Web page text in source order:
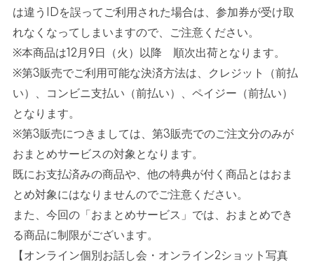
は違う
IDを誤ってご利用された場合は、参加券が受け取
れなくなってしまいますので、ご注意ください。
※本商品は12月 9 日（火）以降 順次出荷となります。
※第3販売でご利用可能な決済方法は、クレジット（前払
い）、コンビニ支払い（前払い）、ペイジー（前払い）
となります。
※第3販売につきましては、第3販売でのご注文分のみが
おまとめサービスの対象となります。
既にお支払済みの商品や、他の特典が付く商品とはおま
とめ対象にはなりませんのでご注意ください。
また、今回の「おまとめサービス」では、おまとめでき
る商品に制限がございます。
【オンライン個別お話し会・オンライン2ショット写真